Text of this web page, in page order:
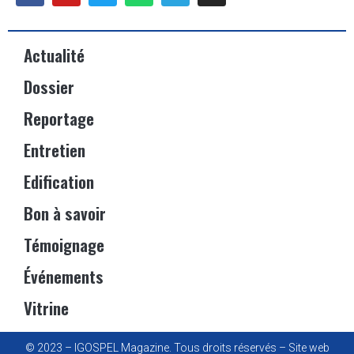
Actualité
Dossier
Reportage
Entretien
Edification
Bon à savoir
Témoignage
Événements
Vitrine
© 2023 – IGOSPEL Magazine. Tous droits réservés – Site web